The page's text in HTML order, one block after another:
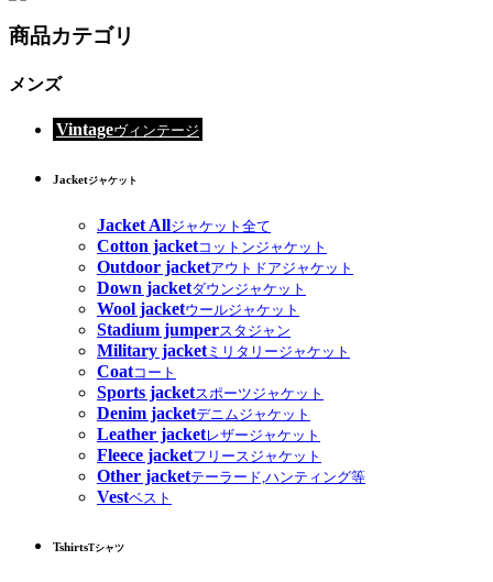
商品カテゴリ
メンズ
Vintageヴィンテージ
Jacketジャケット
Jacket Allジャケット全て
Cotton jacketコットンジャケット
Outdoor jacketアウトドアジャケット
Down jacketダウンジャケット
Wool jacketウールジャケット
Stadium jumperスタジャン
Military jacketミリタリージャケット
Coatコート
Sports jacketスポーツジャケット
Denim jacketデニムジャケット
Leather jacketレザージャケット
Fleece jacketフリースジャケット
Other jacketテーラード,ハンティング等
Vestベスト
TshirtsTシャツ